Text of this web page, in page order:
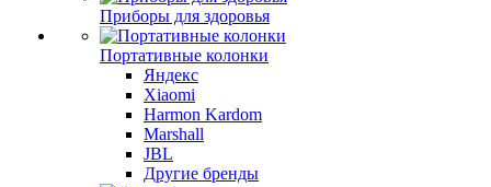
Приборы для здоровья
Портативные колонки
Яндекс
Xiaomi
Harmon Kardom
Marshall
JBL
Другие бренды